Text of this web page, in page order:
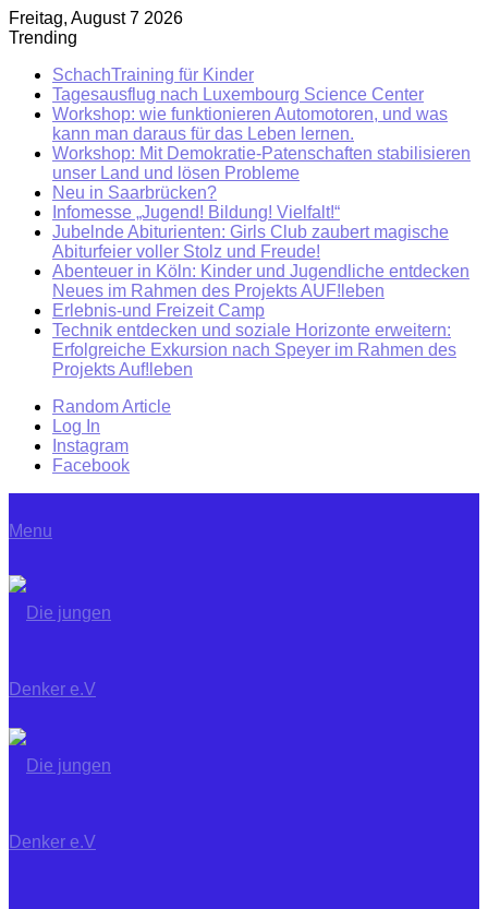
Freitag, August 7 2026
Trending
SchachTraining für Kinder
Tagesausflug nach Luxembourg Science Center
Workshop: wie funktionieren Automotoren, und was
kann man daraus für das Leben lernen.
Workshop: Mit Demokratie-Patenschaften stabilisieren
unser Land und lösen Probleme
Neu in Saarbrücken?
Infomesse „Jugend! Bildung! Vielfalt!“
Jubelnde Abiturienten: Girls Club zaubert magische
Abiturfeier voller Stolz und Freude!
Abenteuer in Köln: Kinder und Jugendliche entdecken
Neues im Rahmen des Projekts AUF!leben
Erlebnis-und Freizeit Camp
Technik entdecken und soziale Horizonte erweitern:
Erfolgreiche Exkursion nach Speyer im Rahmen des
Projekts Auf!leben
Random Article
Log In
Instagram
Facebook
Menu